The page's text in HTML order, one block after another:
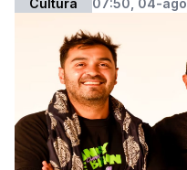
Cultura 07:50, 04-ago